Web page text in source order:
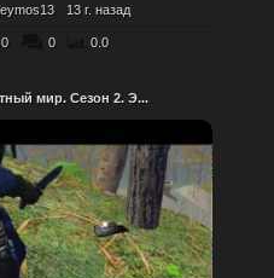
13 г. назад
0 0 0.0
мир. Сезон 2. Э...